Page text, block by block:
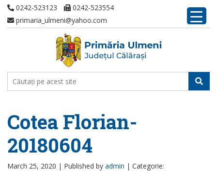
0242-523123
0242-523554
primaria_ulmeni@yahoo.com
Cotea Florian-
20180604
March 25, 2020 | Published by admin | Categorie: